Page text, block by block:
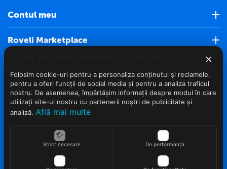
Contul meu
Roveli Marketplace
Info clienti
Contact
×
Folosim cookie-uri pentru a personaliza conținutul și reclamele,
pentru a oferi funcții de social media și pentru a analiza traficul
nostru. De asemenea, împărtășim informații despre modul în care
utilizați site-ul nostru cu partenerii noștri de publicitate și
analiză. Află mai multe
Strict necesare De performanță